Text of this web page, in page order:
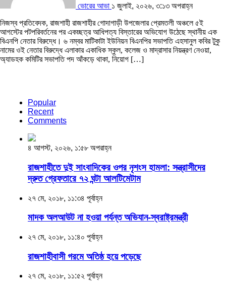
ভোরের আভা ১ জুলাই, ২০২৬, ৩:১৩ অপরাহ্ন
​নিজস্ব প্রতিবেদক, রাজশাহী রাজশাহীর গোদাগাড়ী উপজেলার প্রেমতলী অঞ্চলে ৫ই
আগস্টের পটপরিবর্তনের পর একচ্ছত্র আধিপত্য বিস্তারের অভিযোগ উঠেছে স্থানীয় এক
বিএনপি নেতার বিরুদ্ধে। ৬ নম্বর মাটিকাটা ইউনিয়ন বিএনপির সভাপতি এহসানুল কবির টুকু
নামের ওই নেতার বিরুদ্ধে এলাকার একাধিক স্কুল, কলেজ ও মাদ্রাসার নিয়ন্ত্রণ নেওয়া,
অ্যাডহক কমিটির সভাপতি পদ আঁকড়ে থাকা, নিয়োগ […]
Popular
Recent
Comments
৪ আগস্ট, ২০২৬, ১:৫৮ অপরাহ্ন
রাজশাহীতে দুই সাংবাদিকের ওপর নৃশংস হামলা: সন্ত্রাসীদের
দ্রুত গ্রেফতারে ৭২ ঘন্টা আলটিমেটাম
২৭ মে, ২০১৮, ১১:৩৪ পূর্বাহ্ন
মাদক অলআউট না হওয়া পর্যন্ত অভিযান-স্বরাষ্ট্রমন্ত্রী
২৭ মে, ২০১৮, ১১:৪০ পূর্বাহ্ন
রাজশাহীবাসী গরমে অতিষ্ঠ হয়ে পড়েছে
২৭ মে, ২০১৮, ১১:৫২ পূর্বাহ্ন